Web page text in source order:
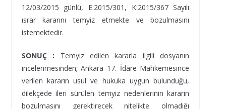
12/03/2015 günlü, E:2015/301, K:2015/367 Sayılı
ısrar kararını temyiz etmekte ve bozulmasını
istemektedir.
SONUÇ : Temyiz edilen kararla ilgili dosyanın
incelenmesinden; Ankara 17. İdare Mahkemesince
verilen kararın usul ve hukuka uygun bulunduğu,
dilekçede ileri sürülen temyiz nedenlerinin kararın
bozulmasını gerektirecek nitelikte olmadığı